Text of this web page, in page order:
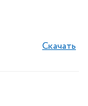
Скачать